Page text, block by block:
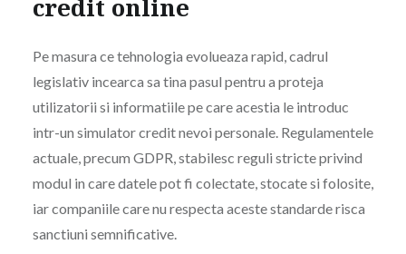
credit online
Pe masura ce tehnologia evolueaza rapid, cadrul
legislativ incearca sa tina pasul pentru a proteja
utilizatorii si informatiile pe care acestia le introduc
intr-un simulator credit nevoi personale. Regulamentele
actuale, precum GDPR, stabilesc reguli stricte privind
modul in care datele pot fi colectate, stocate si folosite,
iar companiile care nu respecta aceste standarde risca
sanctiuni semnificative.